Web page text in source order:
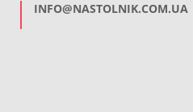
INFO@NASTOLNIK.COM.UA